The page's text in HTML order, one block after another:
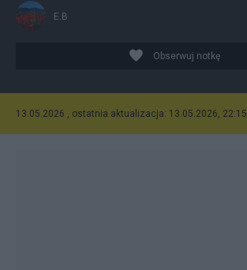
E.B
Obserwuj notkę
13.05.2026 , ostatnia aktualizacja: 13.05.2026, 22:15